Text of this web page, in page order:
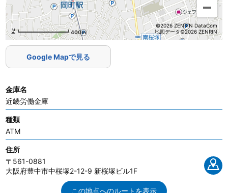
400m
©2026 ZENRIN DataCom
地図データ©2026 ZENRIN
Google Mapで見る
金庫名
近畿労働金庫
種類
ATM
住所
〒561-0881
大阪府豊中市中桜塚2-12-9 新桜塚ビル1F
この地点へのルートを表示